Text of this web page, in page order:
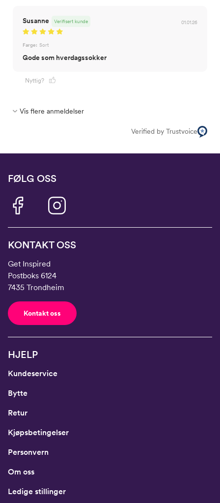
Susanne 01.01.26
Verifisert kunde
Farge: Sort
Gode som hverdagssokker
Nyttig?
Vis flere anmeldelser
Verified by Trustvoice
FØLG OSS
KONTAKT OSS
Get Inspired
Postboks 6124
7435 Trondheim
Kontakt oss
HJELP
Kundeservice
Bytte
Retur
Kjøpsbetingelser
Personvern
Om oss
Ledige stillinger